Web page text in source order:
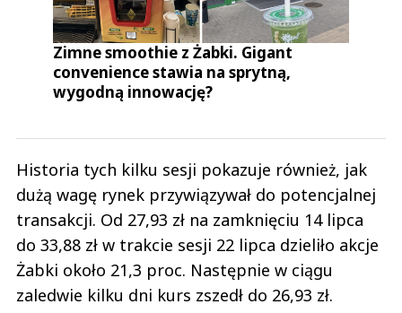
Zimne smoothie z Żabki. Gigant
convenience stawia na sprytną,
wygodną innowację?
Historia tych kilku sesji pokazuje również, jak
dużą wagę rynek przywiązywał do potencjalnej
transakcji. Od 27,93 zł na zamknięciu 14 lipca
do 33,88 zł w trakcie sesji 22 lipca dzieliło akcje
Żabki około 21,3 proc. Następnie w ciągu
zaledwie kilku dni kurs zszedł do 26,93 zł.